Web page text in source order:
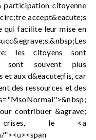
participation citoyenne
accept&eacute;s
qui facilite leur mise en
les citoyens sont
sont souvent plus
et aux d&eacute;fis, car
des ressources et des
contribuer &agrave;
crises, le <a
"><u><span